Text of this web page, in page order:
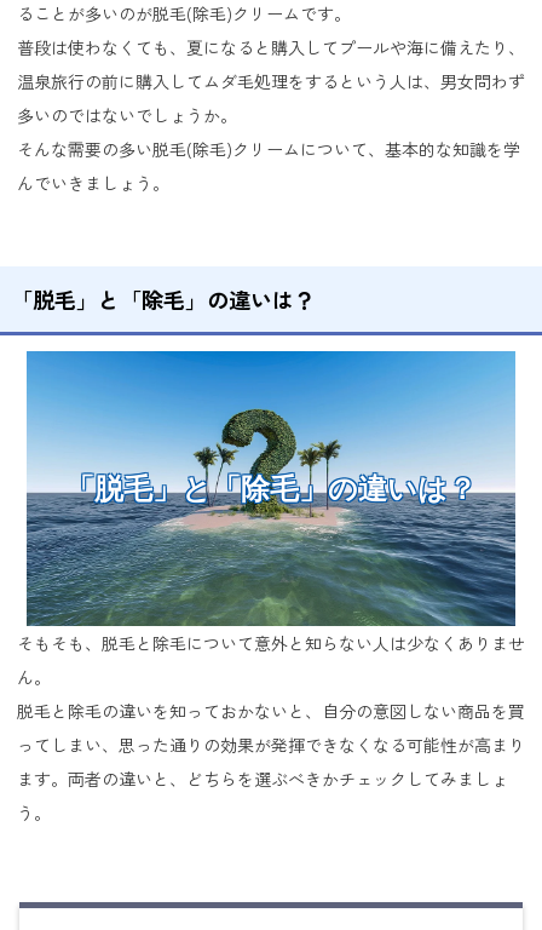
ることが多いのが脱毛(除毛)クリームです。
普段は使わなくても、夏になると購入してプールや海に備えたり、
温泉旅行の前に購入してムダ毛処理をするという人は、男女問わず
多いのではないでしょうか。
そんな需要の多い脱毛(除毛)クリームについて、基本的な知識を学
んでいきましょう。
「脱毛」と「除毛」の違いは？
「脱毛」と「除毛」の違いは？
そもそも、脱毛と除毛について意外と知らない人は少なくありませ
ん。
脱毛と除毛の違いを知っておかないと、自分の意図しない商品を買
ってしまい、思った通りの効果が発揮できなくなる可能性が高まり
ます。両者の違いと、どちらを選ぶべきかチェックしてみましょ
う。